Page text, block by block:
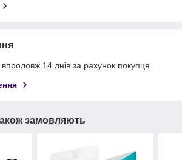
14 днів за рахунок покупця
замовляють